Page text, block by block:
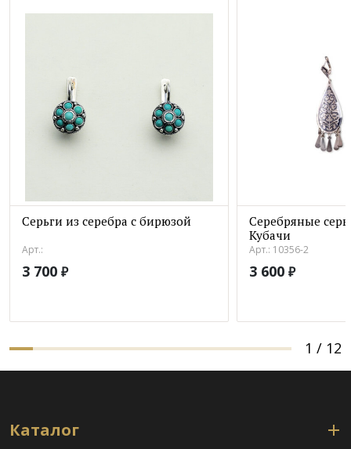
Серьги из серебра с бирюзой
Арт.:
3 700 ₽
Серебряные
Кубачи
Арт.: 10356-2
3 600 ₽
1 / 12
Каталог